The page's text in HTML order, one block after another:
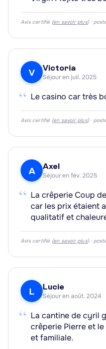
Avis certifié (en savoir plus) ·
V Victoria
Séjour en juil. 2025
“ Le casino car très
Avis certifié (en savoir plus) ·
A Axel
Séjour en fév. 2025
“ La crêperie Coup
car les prix étaient
qualitatif et
Avis certifié (en savoir plus) ·
L Lucie
Séjour en août. 2024
“ La cantine de cyril
crêperie Pierre et
et familiale.